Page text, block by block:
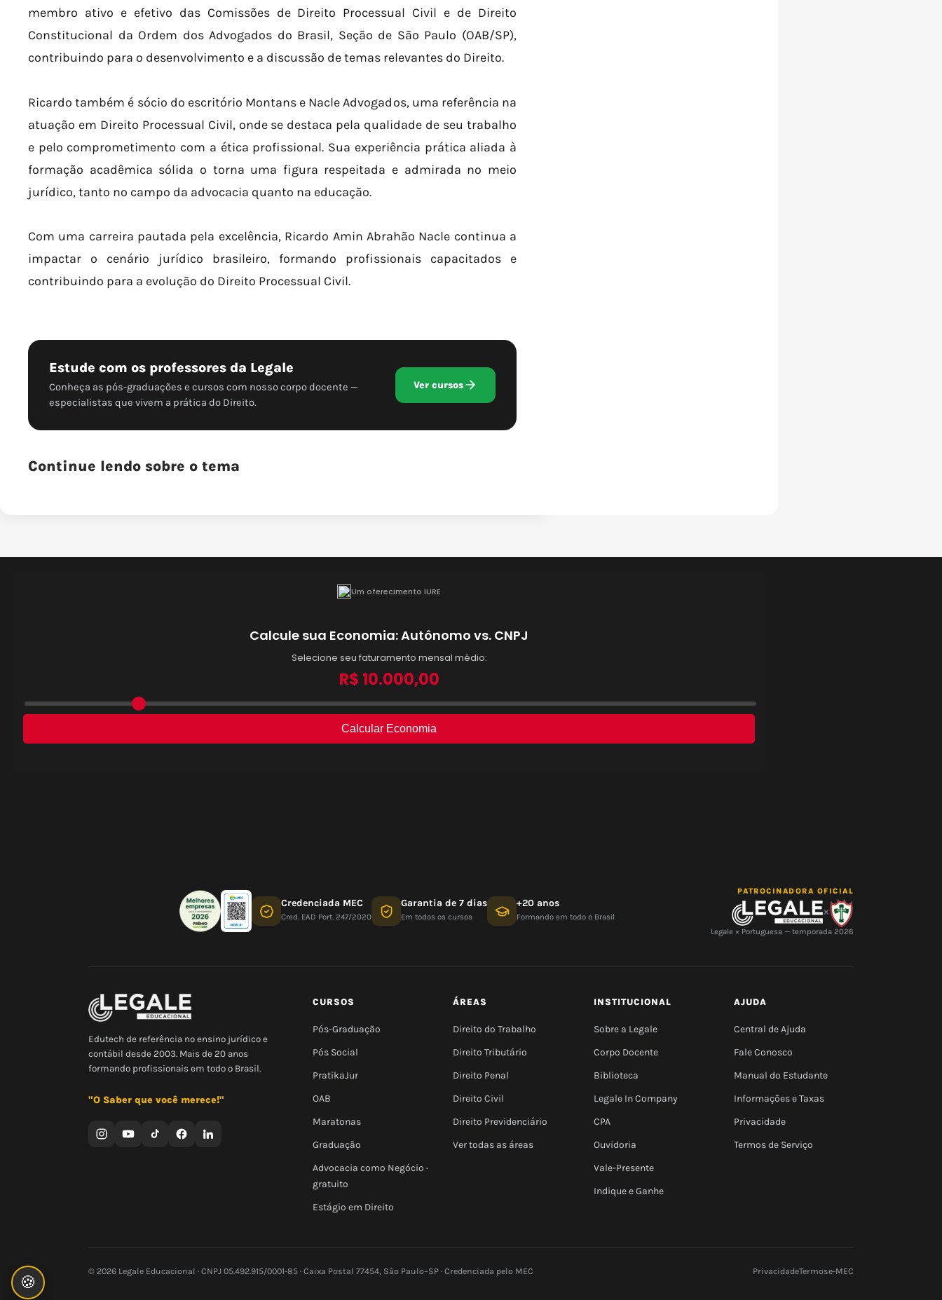
membro ativo e efetivo das Comissões de Direito Processual Civil e de Direito
Constitucional da Ordem dos Advogados do Brasil, Seção de São Paulo (OAB/SP),
contribuindo para o desenvolvimento e a discussão de temas relevantes do Direito.
Ricardo também é sócio do escritório Montans e Nacle Advogados, uma referência na
atuação em Direito Processual Civil, onde se destaca pela qualidade de seu trabalho
e pelo comprometimento com a ética profissional. Sua experiência prática aliada à
formação acadêmica sólida o torna uma figura respeitada e admirada no meio
jurídico, tanto no campo da advocacia quanto na educação.
Com uma carreira pautada pela excelência, Ricardo Amin Abrahão Nacle continua a
impactar o cenário jurídico brasileiro, formando profissionais capacitados e
contribuindo para a evolução do Direito Processual Civil.
Estude com os professores da Legale
Conheça as pós-graduações e cursos com nosso corpo docente —
especialistas que vivem a prática do Direito.
Ver cursos
Continue lendo sobre o tema
Credenciada MEC
Cred. EAD Port. 247/2020
Garantia de 7 dias
Em todos os cursos
+20 anos
Formando em todo o Brasil
PATROCINADORA OFICIAL
×
Legale × Portuguesa — temporada 2026
Edutech de referência no ensino jurídico e
contábil desde 2003. Mais de 20 anos
formando profissionais em todo o Brasil.
"O Saber que você merece!"
CURSOS
Pós-Graduação
Pós Social
PratikaJur
OAB
Maratonas
Graduação
Advocacia como Negócio ·
gratuito
Estágio em Direito
ÁREAS
Direito do Trabalho
Direito Tributário
Direito Penal
Direito Civil
Direito Previdenciário
Ver todas as áreas
INSTITUCIONAL
Sobre a Legale
Corpo Docente
Biblioteca
Legale In Company
CPA
Ouvidoria
Vale-Presente
Indique e Ganhe
AJUDA
Central de Ajuda
Fale Conosco
Manual do Estudante
Informações e Taxas
Privacidade
Termos de Serviço
© 2026 Legale Educacional · CNPJ 05.492.915/0001-85 · Caixa Postal 77454, São Paulo–SP · Credenciada pelo MEC PrivacidadeTermose-MEC
🍪